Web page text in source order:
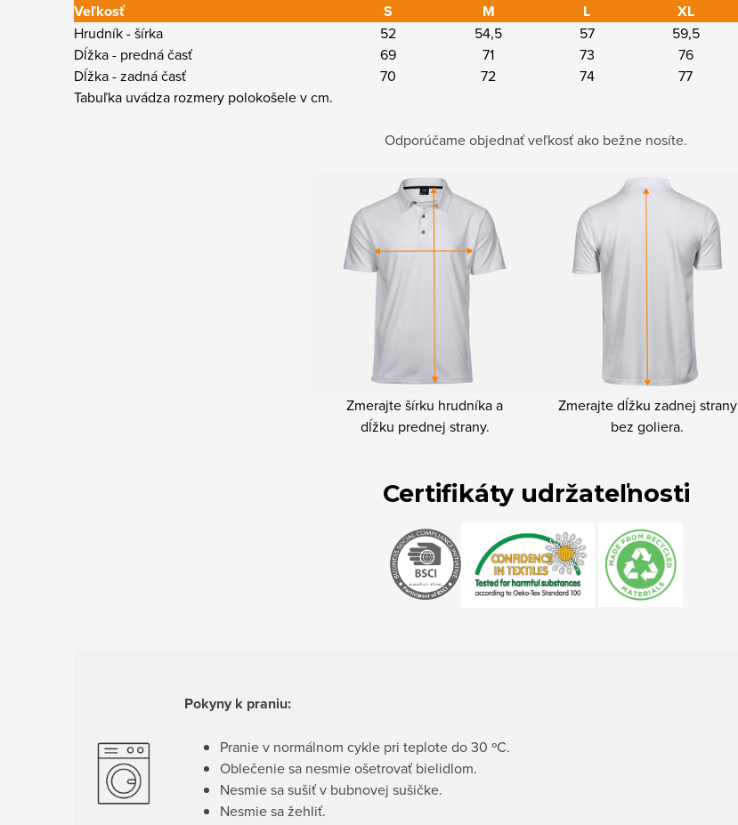
Veľkosť S M L XL
Hrudník - šírka 52 54,5 57 59,5
Dĺžka - predná časť
69 71 73 76
Dĺžka - zadná časť
70 72 74 77
Tabuľka uvádza rozmery polokošele v cm.
Odporúčame objednať veľkosť ako bežne nosíte.
Zmerajte šírku hrudníka a
dĺžku prednej strany.
Zmerajte dĺžku zadnej strany
bez goliera.
Certifikáty udržateľnosti
Pokyny k praniu:
Pranie v normálnom cykle pri teplote do 30 ºC.
Oblečenie sa nesmie ošetrovať bielidlom.
Nesmie sa sušiť v bubnovej sušičke.
Nesmie sa žehliť.